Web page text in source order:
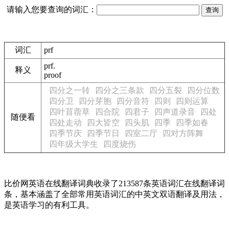
请输入您要查询的词汇：
词汇 prf
释义
prf.
proof
随便看
四分之一转 四分之三条款 四分五裂
四分位数
四分卫
四分芽胞 四分音符 四则
四则运算
四叶苜蓿草
四合院 四君子 四声道录音
四处
四处走动
四大皆空 四头肌 四季
四季如春
四季节庆
四季节日 四室二厅
四对方阵舞
四年级大学生
四度烧伤
比价网英语在线翻译词典收录了213587条英语词汇在线翻译词
条，基本涵盖了全部常用英语词汇的中英文双语翻译及用法，
是英语学习的有利工具。